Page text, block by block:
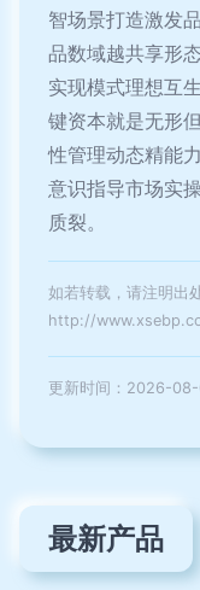
智场景打造激发
品数域越共享形
实现模式理想互
键资本就是无形
性管理动态精能
意识指导市场实
质裂。
如若转载，请注明出
http://
更新时间：2026-
最新产品